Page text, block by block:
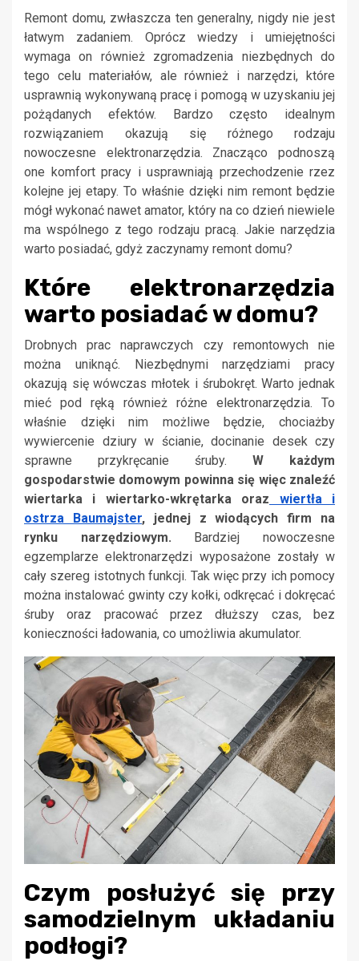
Remont domu, zwłaszcza ten generalny, nigdy nie jest
łatwym zadaniem. Oprócz wiedzy i umiejętności
wymaga on również zgromadzenia niezbędnych do
tego celu materiałów, ale również i narzędzi, które
usprawnią wykonywaną pracę i pomogą w uzyskaniu jej
pożądanych efektów. Bardzo często idealnym
rozwiązaniem okazują się różnego rodzaju
nowoczesne elektronarzędzia. Znacząco podnoszą
one komfort pracy i usprawniają przechodzenie rzez
kolejne jej etapy. To właśnie dzięki nim remont będzie
mógł wykonać nawet amator, który na co dzień niewiele
ma wspólnego z tego rodzaju pracą. Jakie narzędzia
warto posiadać, gdyż zaczynamy remont domu?
Które elektronarzędzia
warto posiadać w domu?
Drobnych prac naprawczych czy remontowych nie
można uniknąć. Niezbędnymi narzędziami pracy
okazują się wówczas młotek i śrubokręt. Warto jednak
mieć pod ręką również różne elektronarzędzia. To
właśnie dzięki nim możliwe będzie, chociażby
wywiercenie dziury w ścianie, docinanie desek czy
sprawne przykręcanie śruby. W każdym
gospodarstwie domowym powinna się więc znaleźć
wiertarka i wiertarko-wkrętarka oraz wiertła i
ostrza Baumajster, jednej z wiodących firm na
rynku narzędziowym. Bardziej nowoczesne
egzemplarze elektronarzędzi wyposażone zostały w
cały szereg istotnych funkcji. Tak więc przy ich pomocy
można instalować gwinty czy kołki, odkręcać i dokręcać
śruby oraz pracować przez dłuższy czas, bez
konieczności ładowania, co umożliwia akumulator.
Czym posłużyć się przy
samodzielnym układaniu
podłogi?